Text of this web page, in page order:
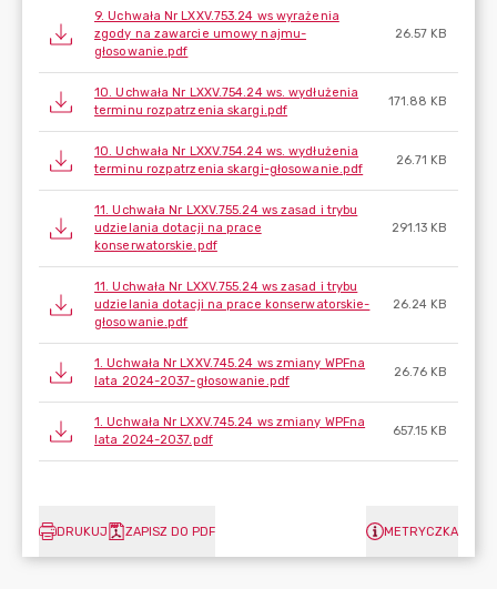
9. Uchwała Nr LXXV.753.24 ws wyrażenia
zgody na zawarcie umowy najmu-
głosowanie.pdf
26.57 KB
10. Uchwała Nr LXXV.754.24 ws. wydłużenia
terminu rozpatrzenia skargi.pdf
171.88 KB
10. Uchwała Nr LXXV.754.24 ws. wydłużenia
terminu rozpatrzenia skargi-głosowanie.pdf
26.71 KB
11. Uchwała Nr LXXV.755.24 ws zasad i trybu
udzielania dotacji na prace
konserwatorskie.pdf
291.13 KB
11. Uchwała Nr LXXV.755.24 ws zasad i trybu
udzielania dotacji na prace konserwatorskie-
głosowanie.pdf
26.24 KB
1. Uchwała Nr LXXV.745.24 ws zmiany WPFna
lata 2024-2037-głosowanie.pdf
26.76 KB
1. Uchwała Nr LXXV.745.24 ws zmiany WPFna
lata 2024-2037.pdf
657.15 KB
DRUKUJ ZAPISZ DO PDF METRYCZKA